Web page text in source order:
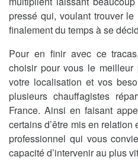
pressé qui, voulant trouver
finalement du temps à se
Pour en finir avec ce
choisir pour vous le meilleur
votre localisation et vos
plusieurs chauffagistes
France. Ainsi en faisant
certains d’être mis en
professionnel qui vous
capacité d’intervenir au plus